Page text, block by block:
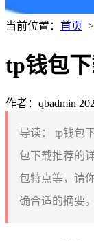
当前位置： 首页 >
tp钱包
作者：qbadmin
导读：
tp钱包
包下载推荐的
包特点等，请
确合适的摘要